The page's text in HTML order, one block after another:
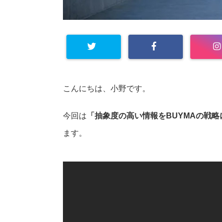
こんにちは、小野です。
今回は 「抽象度の高い情報をBUYMAの戦
ます。